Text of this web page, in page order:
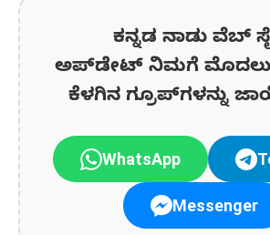
ಕನ್ನಡ ನಾಡು ವೆಬ್
ಅಪ್‌ಡೇಟ್‌ ನಿಮಗೆ
ಕೆಳಗಿನ ಗ್ರೂಪ್‌ಗಳನ್ನು
WhatsApp
Messenger